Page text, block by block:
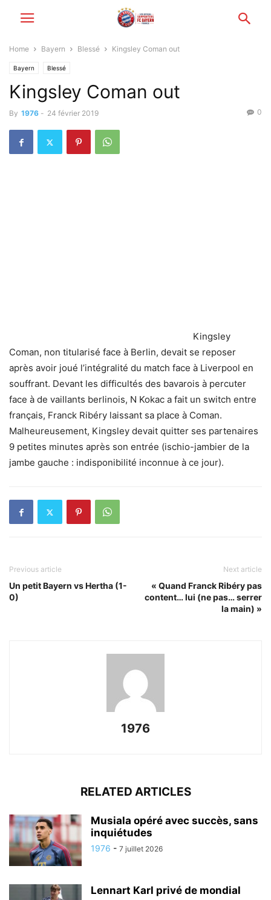
Home Bayern Blessé Kingsley Coman out
Bayern Blessé
Kingsley Coman out
By 1976 - 24 février 2019 0
Kingsley
Coman, non titularisé face à Berlin, devait se reposer
après avoir joué l’intégralité du match face à Liverpool en
souffrant. Devant les difficultés des bavarois à percuter
face à de vaillants berlinois, N Kokac a fait un switch entre
français, Franck Ribéry laissant sa place à Coman.
Malheureusement, Kingsley devait quitter ses partenaires
9 petites minutes après son entrée (ischio-jambier de la
jambe gauche : indisponibilité inconnue à ce jour).
Previous article
Un petit Bayern vs Hertha (1-
0)
Next article
« Quand Franck Ribéry pas
content… lui (ne pas… serrer
la main) »
1976
RELATED ARTICLES
Musiala opéré avec succès, sans
inquiétudes
1976 - 7 juillet 2026
Lennart Karl privé de mondial